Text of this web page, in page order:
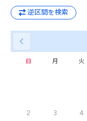
逆区間を検索
日 月 火
2 3 4